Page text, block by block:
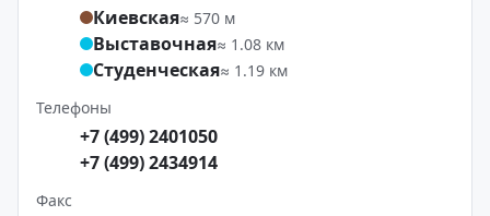
Киевская≈ 570 м
Выставочная≈ 1.08 км
Студенческая≈ 1.19 км
Телефоны
+7 (499) 2401050
+7 (499) 2434914
Факс